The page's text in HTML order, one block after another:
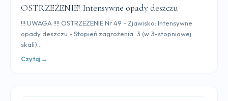
OSTRZEŻENIE! Intensywne opady deszczu
!!! UWAGA !!!! OSTRZEŻENIE Nr 49 - Zjawisko: Intensywne
opady deszczu - Stopień zagrożenia: 3 (w 3-stopniowej
skali)...
Czytaj →